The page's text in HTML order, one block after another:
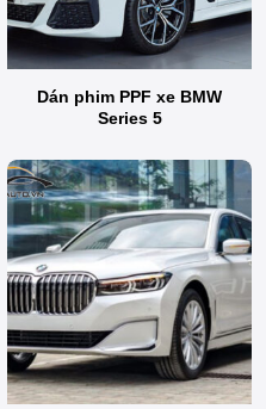
Dán phim PPF xe BMW
Series 5